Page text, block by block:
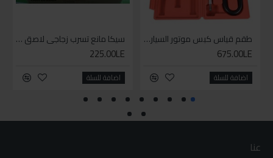
طقم قياس كبس موتور السياره 3 ق
675.00LE
اضافة للسلة
سيكا مانع تسرب زجاجي لاصق اسود 600 مل
225.00LE
اضافة للسلة
عنا